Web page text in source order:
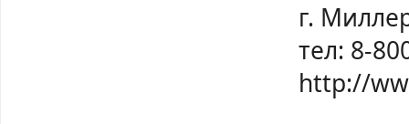
г.
тел: 8-
http://